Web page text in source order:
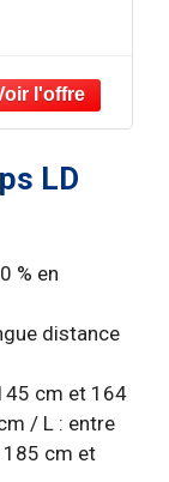
LD
% en
distance
cm et 164
/ L : entre
cm et